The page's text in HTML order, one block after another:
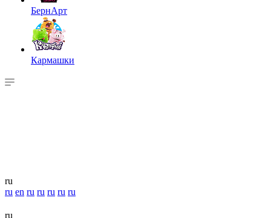
БернАрт
Кармашки
ru
ru en ru ru ru ru ru
ru